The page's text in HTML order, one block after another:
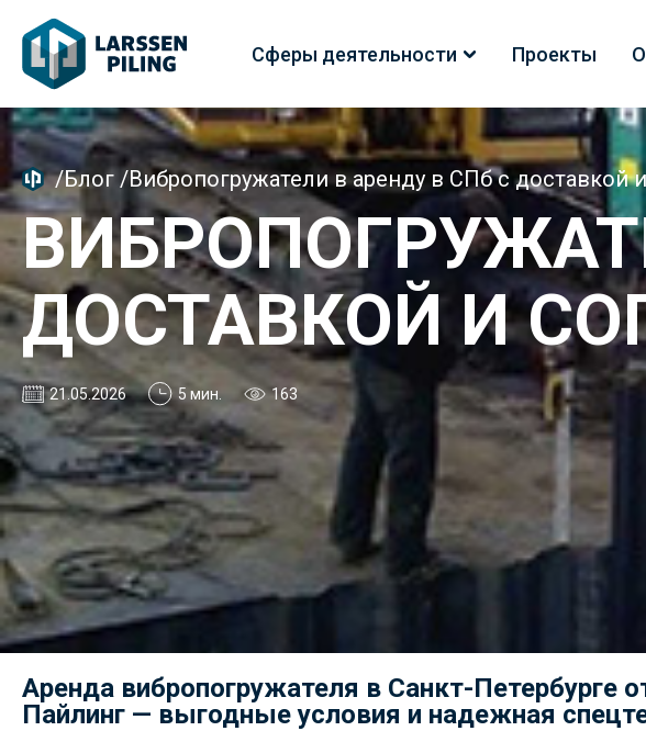
Сферы деятельности Проекты
/Блог /Вибропогружатели в аренду в СПб с
ДОСТАВКОЙ И
21.05.2026 5 мин. 163
Аренда вибропогружателя в Санкт-Петербурге
Пайлинг — выгодные условия и надежная